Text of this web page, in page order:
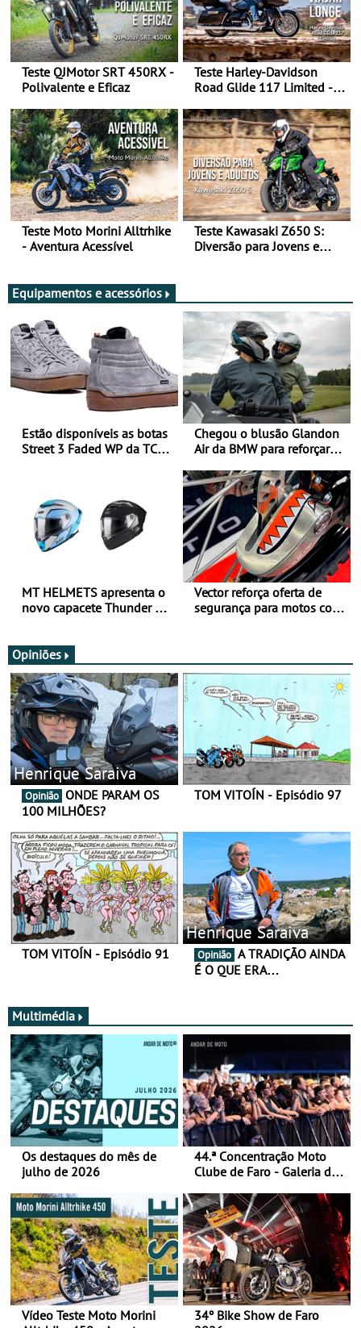
Teste QJMotor SRT 450RX -
Polivalente e Eficaz
Teste Harley-Davidson
Road Glide 117 Limited - A
Teste Moto Morini Alltrhike
- Aventura Acessível
Teste Kawasaki Z650 S:
Diversão para Jovens e
Equipamentos e acessórios
Estão disponíveis as botas
Street 3 Faded WP da TCX
Chegou o blusão Glandon
Air da BMW para reforçar
verão
MT HELMETS apresenta o
novo capacete Thunder 4 R
Vector reforça oferta de
segurança para motos com
Opiniões
Henrique Saraiva
Opinião
100 MILHÕES?
TOM VITOÍN - Episódio 97
TOM VITOÍN - Episódio 91
Henrique Saraiva
Opinião
É O QUE ERA…
Multimédia
Os destaques do mês de
julho de 2026
44.ª Concentração Moto
Clube de Faro - Galeria de
Vídeo Teste Moto Morini
34º Bike Show de Faro